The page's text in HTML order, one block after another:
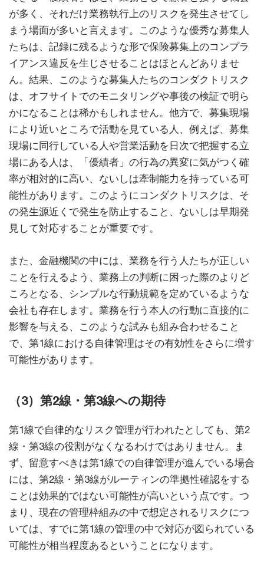
が多く、それだけ業務執行上のリスクを発生させてし
まう場面が多いと言えます。このような優秀な募集人
たちは、記録に残るような形で保険募集上のコンプラ
イアンス違反を生じさせることはほとんどありませ
ん。結果、このような募集人たちのコンダクトリスク
は、オフサイトでのモニタリングや事後の検証で明ら
かになることは稀かもしれません。他方で、募集現場
により近いところで活動を見ている人、例えば、募集
現場に同行している人や営業活動を日次で把握する立
場にある人は、「優績者」の行為の異変に気がつく確
率が相対的に高い、ないしは牽制能力を持っている可
能性があります。このようにコンダクトリスクは、そ
の発生源近くで発生を防止すること、ないしは早期発
見して対応することが重要です。
また、金融機関の中には、業務を行う人たちが正しい
ことを行えるよう、業務上の判断に困った際のよりど
ころとなる、シンプルな行動規範を定めているような
会社も存在します。業務を行う本人の行動に直接的に
影響を与える、このような試みも組み合わせること
で、第1線における自律管理はその有効性をさらに増す
可能性があります。
（3）第2線・第3線への期待
第1線で自律的なリスク管理が行われたとしても、第2
線・第3線の役割がなくなるわけではありません。ま
ず、留意すべきは第1線での自律管理が進んでいる場合
には、第2線・第3線がルーティンの準拠性確認をする
ことは効果的ではない可能性が高いという点です。つ
まり、現在の管理枠組みの中で想定されるリスクにつ
いては、すでに第1線の管理の中で対応が図られている
可能性が相当程度あるということになります。